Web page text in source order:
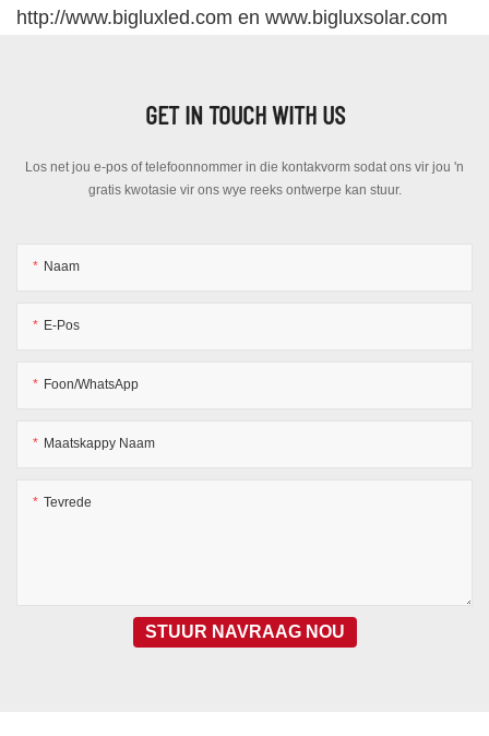
http://www.bigluxled.com en www.bigluxsolar.com
GET IN TOUCH WITH US
Los net jou e-pos of telefoonnommer in die kontakvorm sodat ons vir jou 'n
gratis kwotasie vir ons wye reeks ontwerpe kan stuur.
Naam
E-Pos
Foon/WhatsApp
Maatskappy Naam
Tevrede
STUUR NAVRAAG NOU